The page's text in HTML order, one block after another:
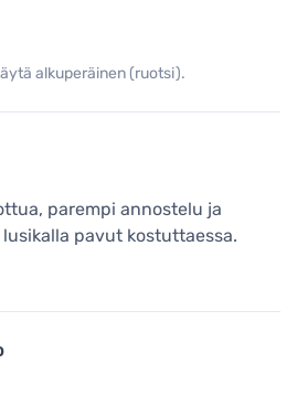
alkuperäinen (ruotsi).
parempi annostelu ja
pavut kostuttaessa.